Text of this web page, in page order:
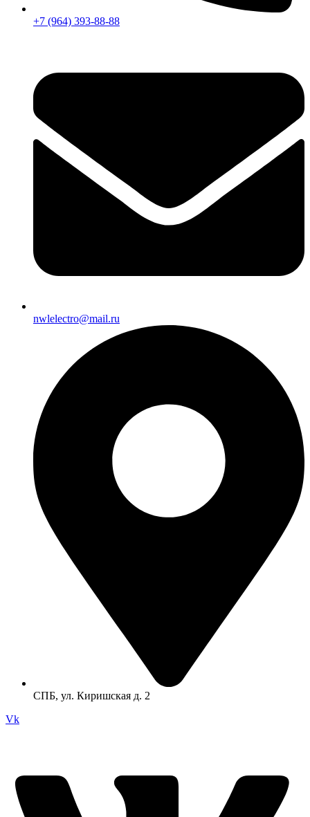
+7 (964) 393-88-88
nwlelectro@mail.ru
СПБ, ул. Киришская д. 2
Vk